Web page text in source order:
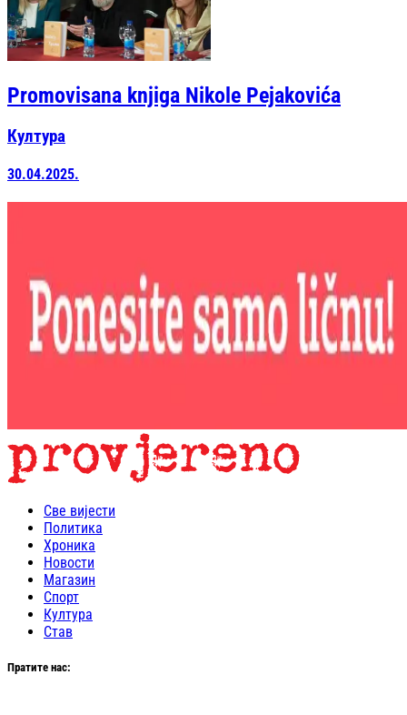
Promovisana knjiga Nikole Pejakovića
Култура
30.04.2025.
Све вијести
Политика
Хроника
Новости
Магазин
Спорт
Култура
Став
Пратите нас: